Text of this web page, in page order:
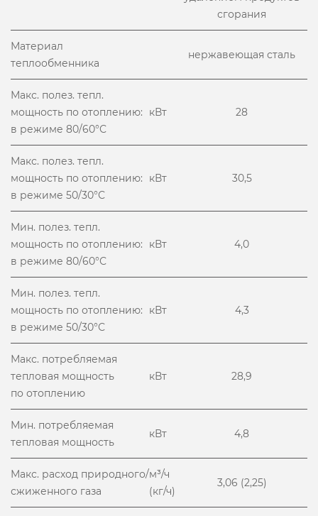
сгорания
Материал
теплообменника
нержавеющая сталь
Макс. полез. тепл.
мощность по отоплению:
в режиме 80/60°С
кВт 28
Макс. полез. тепл.
мощность по отоплению:
в режиме 50/30°С
кВт 30,5
Мин. полез. тепл.
мощность по отоплению:
в режиме 80/60°С
кВт 4,0
Мин. полез. тепл.
мощность по отоплению:
в режиме 50/30°С
кВт 4,3
Макс. потребляемая
тепловая мощность
по отоплению
кВт 28,9
Мин. потребляемая
тепловая мощность
кВт 4,8
Макс. расход природного/
сжиженного газа
м³/ч
(кг/ч)
3,06 (2,25)